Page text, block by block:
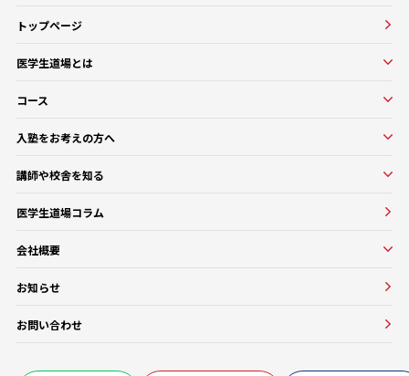
トップページ
医学生道場とは
口コミ・評判
コース
コース一覧
医学部基礎医学・生物学対策コース
医学部基礎医学・生物学対策コース
医学部CBT対策コース
医学部OSCE対策コース
卒業試験・医帰国家試験対策コース
入塾をお考えの方へ
入塾をお考えの方へ
よくある質問
講師や校舎を知る
講師・教務紹介
教務一覧
医学生道場コラム
会社概要
会社概要
お知らせ
お問い合わせ